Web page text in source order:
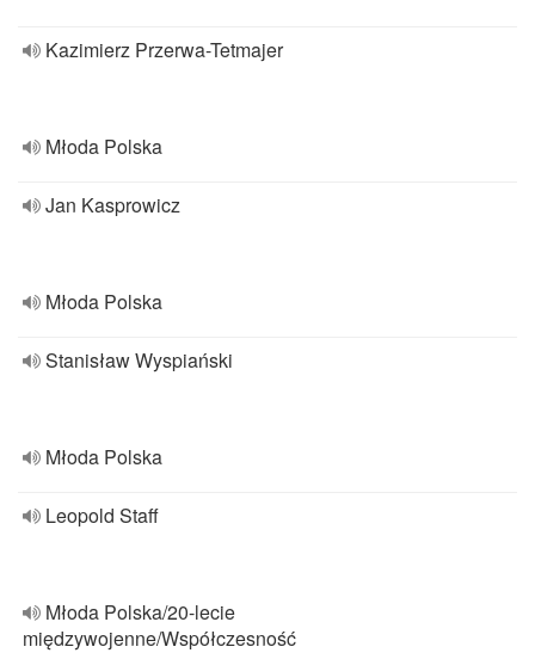
Kazimierz Przerwa-Tetmajer
Młoda Polska
Jan Kasprowicz
Młoda Polska
Stanisław Wyspiański
Młoda Polska
Leopold Staff
Młoda Polska/20-lecie
międzywojenne/Współczesność